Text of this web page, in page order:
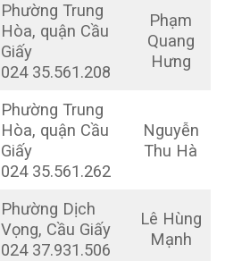
Phường Trung
Hòa, quận Cầu
Giấy
024 35.561.208
Phạm
Quang
Hưng
Phường Trung
Hòa, quận Cầu
Giấy
024 35.561.262
Nguyễn
Thu Hà
Phường Dịch
Vọng, Cầu Giấy
024 37.931.506
Lê Hùng
Mạnh